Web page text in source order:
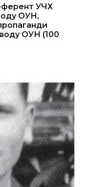
УЧХ
ОУН,
ОУН (100